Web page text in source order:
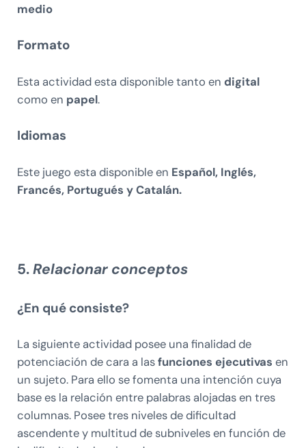
medio
Formato
Esta actividad esta disponible tanto en digital
como en papel.
Idiomas
Este juego esta disponible en Español, Inglés,
Francés, Portugués y Catalán.
5.Relacionar conceptos
¿En qué consiste?
La siguiente actividad posee una finalidad de
potenciación de cara a lasfunciones ejecutivas en
un sujeto. Para ello se fomenta una intención cuya
base es la relación entre palabras alojadas en tres
columnas. Posee tres niveles de dificultad
ascendente y multitud de subniveles en función de